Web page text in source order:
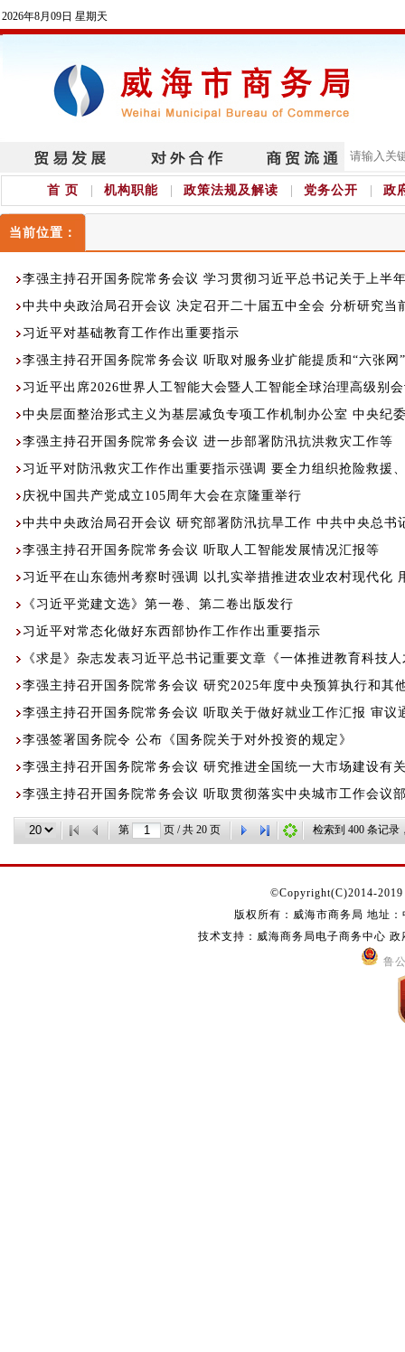
2026年8月09日 星期天
首 页 机构职能 政策法规及解读 党务公开 政
当前位置：
李强主持召开国务院常务会议 学习贯彻习近平总书记关于上半
中共中央政治局召开会议 决定召开二十届五中全会 分析研究
习近平对基础教育工作作出重要指示
李强主持召开国务院常务会议 听取对服务业扩能提质和“六张网
习近平出席2026世界人工智能大会暨人工智能全球治理高级别
中央层面整治形式主义为基层减负专项工作机制办公室 中央纪
李强主持召开国务院常务会议 进一步部署防汛抗洪救灾工作等
庆祝中国共产党成立105周年大会在京隆重举行
中共中央政治局召开会议 研究部署防汛抗旱工作 中共中央总书
李强主持召开国务院常务会议 听取人工智能发展情况汇报等
习近平在山东德州考察时强调 以扎实举措推进农业农村现代化
《习近平党建文选》第一卷、第二卷出版发行
习近平对常态化做好东西部协作工作作出重要指示
《求是》杂志发表习近平总书记重要文章《一体推进教育科技
李强主持召开国务院常务会议 研究2025年度中央预算执行和其
李强主持召开国务院常务会议 听取关于做好就业工作汇报 审议
李强签署国务院令 公布《国务院关于对外投资的规定》
李强主持召开国务院常务会议 听取贯彻落实中央城市工作会议
第 页 / 共 20 页 检索到 400 条记录
©Copyright(C)2014-
版权所有：威海市商务局 地址
技术支持：威海商务局电子商务中心
鲁